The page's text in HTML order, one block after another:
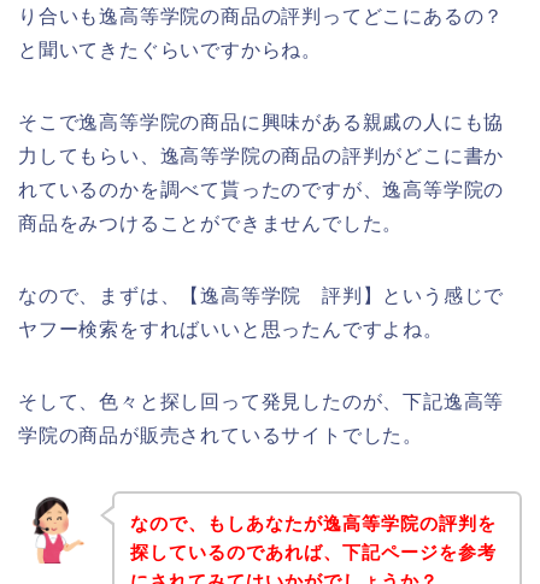
り合いも逸高等学院の商品の評判ってどこにあるの？
と聞いてきたぐらいですからね。
そこで逸高等学院の商品に興味がある親戚の人にも協
力してもらい、逸高等学院の商品の評判がどこに書か
れているのかを調べて貰ったのですが、逸高等学院の
商品をみつけることができませんでした。
なので、まずは、【逸高等学院 評判】という感じで
ヤフー検索をすればいいと思ったんですよね。
そして、色々と探し回って発見したのが、下記逸高等
学院の商品が販売されているサイトでした。
なので、もしあなたが逸高等学院の評判を
探しているのであれば、下記ページを参考